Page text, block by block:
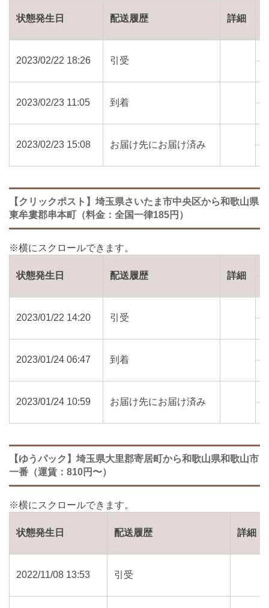
状態発生日 配送履歴 詳細
2023/02/22 18:26 引受
2023/02/23 11:05 到着
2023/02/23 15:08 お届け先にお届け済み
【クリックポスト】埼玉県さいたま市中央区から和歌山県
東牟婁郡串本町（料金：全国一律185円）
状態発生日 配送履歴 詳細
2023/01/22 14:20 引受
2023/01/24 06:47 到着
2023/01/24 10:59 お届け先にお届け済み
【ゆうパック】埼玉県大里郡寄居町から和歌山県和歌山市
一番（運賃：810円〜）
状態発生日 配送履歴 詳細
2022/11/08 13:53 引受